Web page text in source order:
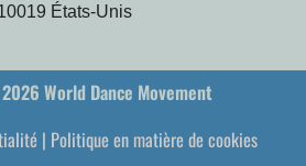
États-Unis
World Dance Movement
| Politique en matière de cookies